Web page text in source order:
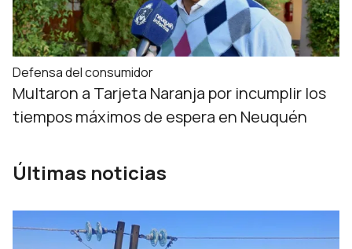
Defensa del consumidor
Multaron a Tarjeta Naranja por incumplir los
tiempos máximos de espera en Neuquén
Últimas noticias